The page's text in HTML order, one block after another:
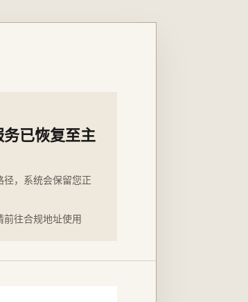
已恢复至主
径，系统会保留您正
往合规地址使用